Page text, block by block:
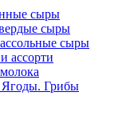
сыры
сыры
сыры
ассорти
Грибы